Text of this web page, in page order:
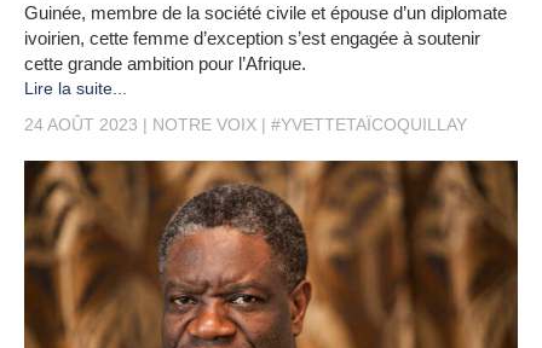
Guinée, membre de la société civile et épouse d’un diplomate
ivoirien, cette femme d’exception s’est engagée à soutenir
cette grande ambition pour l’Afrique.
Lire la suite...
24 AOÛT 2023
NOTRE VOIX #YVETTETAÏCOQUILLAY